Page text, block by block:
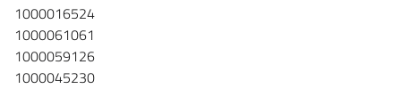
1000016524
1000061061
1000059126
1000045230